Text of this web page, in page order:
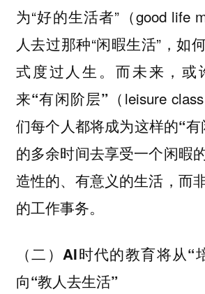
为“好的生活者”（good life
人去过那种“闲暇生活”，如
式度过人生。而未来，或
来“有闲阶层” （leisure class
们每个人都将成为这样的“
的多余时间去享受一个闲暇
造性的、有意义的生活，而
的工作事务。
（二）AI时代的教育将从“
向“教人去生活”